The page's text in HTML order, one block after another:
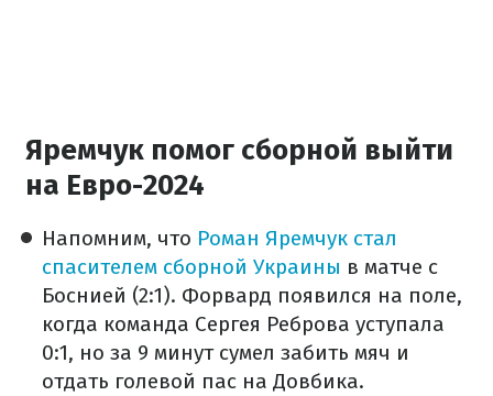
Яремчук помог сборной выйти
на Евро-2024
Напомним, что Роман Яремчук стал
спасителем сборной Украины в матче с
Боснией (2:1). Форвард появился на поле,
когда команда Сергея Реброва уступала
0:1, но за 9 минут сумел забить мяч и
отдать голевой пас на Довбика.